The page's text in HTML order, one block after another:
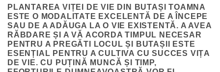
PLANTAREA VIȚEI DE VIE DIN BUTAȘI TOAMNA
ESTE O MODALITATE EXCELENTĂ DE A ÎNCEPE
SAU DE A ADĂUGA LA O VIE EXISTENTĂ. A AVEA
RĂBDARE ȘI A VĂ ACORDA TIMPUL NECESAR
PENTRU A PREGĂTI LOCUL ȘI BUTAȘII ESTE
ESENȚIAL PENTRU A CULTIVA CU SUCCES VIȚA
DE VIE. CU PUȚINĂ MUNCĂ ȘI TIMP,